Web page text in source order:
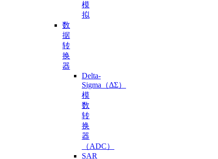
模
拟
数
据
转
换
器
Delta-
Sigma（ΔΣ）
模
数
转
换
器
（ADC）
SAR